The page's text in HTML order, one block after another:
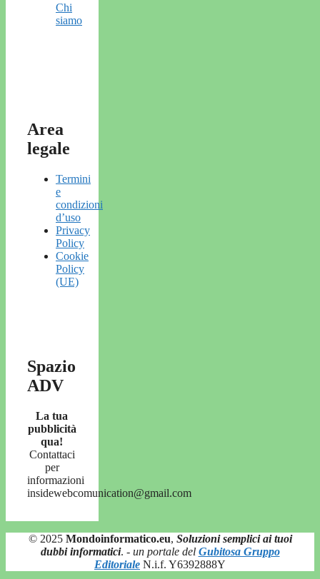
Chi
siamo
Area
legale
Termini
e
condizioni
d’uso
Privacy
Policy
Cookie
Policy
(UE)
Spazio
ADV
La tua
pubblicità
qua!
Contattaci
per
informazioni
insidewebcomunication@gmail.com
© 2025 Mondoinformatico.eu, Soluzioni semplici ai tuoi
dubbi informatici. - un portale del Gubitosa Gruppo
Editoriale N.i.f. Y6392888Y